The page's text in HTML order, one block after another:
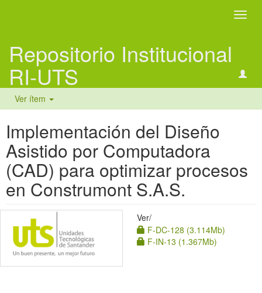
Repositorio Institucional
RI-UTS
Ver ítem
Implementación del Diseño
Asistido por Computadora
(CAD) para optimizar procesos
en Construmont S.A.S.
Ver/
F-DC-128 (3.114Mb)
F-IN-13 (1.367Mb)